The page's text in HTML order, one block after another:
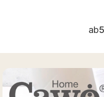
ab